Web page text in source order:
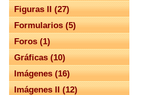
Figuras II (27)
Formularios (5)
Foros (1)
Gráficas (10)
Imágenes (16)
Imágenes II (12)